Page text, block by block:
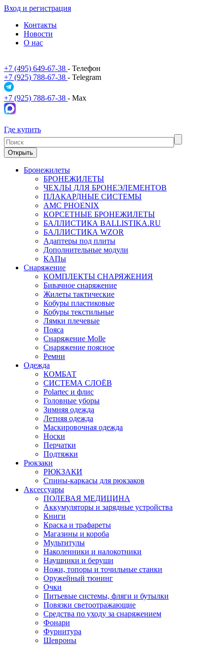
Вход и регистрация
Контакты
Новости
О нас
+7 (495) 649-67-38 - Телефон
+7 (925) 788-67-38 - Telegram
+7 (925) 788-67-38 - Max
Где купить
Открыть
Бронежилеты
БРОНЕЖИЛЕТЫ
ЧЕХЛЫ ДЛЯ БРОНЕЭЛЕМЕНТОВ
ПЛАКАРДНЫЕ СИСТЕМЫ
АМС PHOENIX
КОРСЕТНЫЕ БРОНЕЖИЛЕТЫ
БАЛЛИСТИКА BALLISTIKA.RU
БАЛЛИСТИКА WZOR
Адаптеры под плиты
Дополнительные модули
КАПы
Снаряжение
КОМПЛЕКТЫ СНАРЯЖЕНИЯ
Бивачное снаряжение
Жилеты тактические
Кобуры пластиковые
Кобуры текстильные
Лямки плечевые
Пояса
Снаряжение Molle
Снаряжение поясное
Ремни
Одежда
КОМБАТ
СИСТЕМА СЛОЁВ
Polartec и флис
Головные уборы
Зимняя одежда
Летняя одежда
Маскировочная одежда
Носки
Перчатки
Подтяжки
Рюкзаки
РЮКЗАКИ
Спины-каркасы для рюкзаков
Аксессуары
ПОЛЕВАЯ МЕДИЦИНА
Аккумуляторы и зарядные устройства
Книги
Краска и трафареты
Магазины и короба
Мультитулы
Наколенники и налокотники
Наушники и беруши
Ножи, топоры и точильные станки
Оружейный тюнинг
Очки
Питьевые системы, фляги и бутылки
Повязки светоотражающие
Средства по уходу за снаряжением
Фонари
Фурнитура
Шевроны